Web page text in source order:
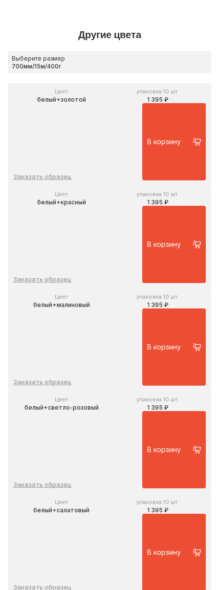
Другие цвета
Выберите размер
Цвет
белый+золотой
упаковка 10 шт.
1 395 ₽
Заказать образец
В корзину
Цвет
белый+красный
упаковка 10 шт.
1 395 ₽
Заказать образец
В корзину
Цвет
белый+малиновый
упаковка 10 шт.
1 395 ₽
Заказать образец
В корзину
Цвет
белый+светло-розовый
упаковка 10 шт.
1 395 ₽
Заказать образец
В корзину
Цвет
белый+салатовый
упаковка 10 шт.
1 395 ₽
Заказать образец
В корзину